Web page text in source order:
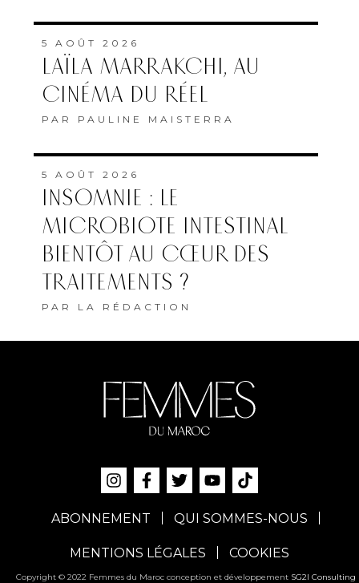
5 AOÛT 2026
LAÏLA MARRAKCHI, AU
CINÉMA DU RÉEL
PAR PAULINE MAISTERRA
5 AOÛT 2026
INSOMNIE : LE
MICROBIOTE INTESTINAL
BIENTÔT AU CŒUR DES
TRAITEMENTS ?
PAR LA RÉDACTION
ABONNEMENT QUI SOMMES-NOUS
MENTIONS LÉGALES COOKIES
Copyright © 2022 Femmes du Maroc conception et développement SG2I Consulting